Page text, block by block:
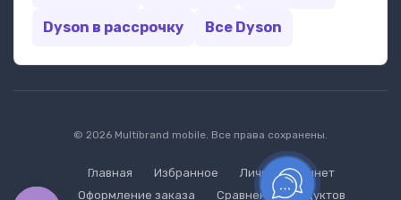
Dyson в рассрочку Все Dyson
© 2026 Multibrand mobile. Все права сохранены.
Главная Избранное
Личный кабинет
Оформление заказа
Сравнение продуктов